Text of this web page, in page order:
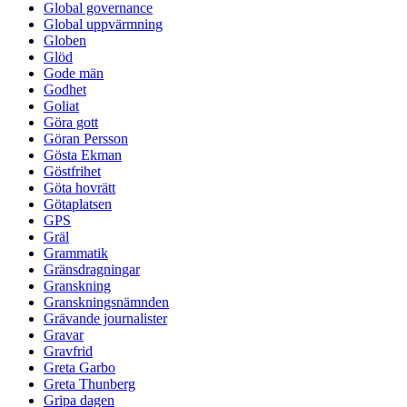
Global governance
Global uppvärmning
Globen
Glöd
Gode män
Godhet
Goliat
Göra gott
Göran Persson
Gösta Ekman
Göstfrihet
Göta hovrätt
Götaplatsen
GPS
Gräl
Grammatik
Gränsdragningar
Granskning
Granskningsnämnden
Grävande journalister
Gravar
Gravfrid
Greta Garbo
Greta Thunberg
Gripa dagen